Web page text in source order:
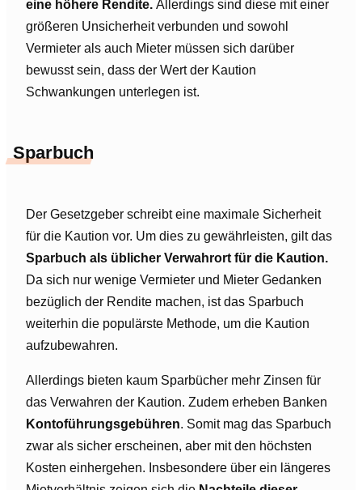
eine höhere Rendite. Allerdings sind diese mit einer
größeren Unsicherheit verbunden und sowohl
Vermieter als auch Mieter müssen sich darüber
bewusst sein, dass der Wert der Kaution
Schwankungen unterlegen ist.
Sparbuch
Der Gesetzgeber schreibt eine maximale Sicherheit
für die Kaution vor. Um dies zu gewährleisten, gilt das
Sparbuch als üblicher Verwahrort für die Kaution.
Da sich nur wenige Vermieter und Mieter Gedanken
bezüglich der Rendite machen, ist das Sparbuch
weiterhin die populärste Methode, um die Kaution
aufzubewahren.
Allerdings bieten kaum Sparbücher mehr Zinsen für
das Verwahren der Kaution. Zudem erheben Banken
Kontoführungsgebühren. Somit mag das Sparbuch
zwar als sicher erscheinen, aber mit den höchsten
Kosten einhergehen. Insbesondere über ein längeres